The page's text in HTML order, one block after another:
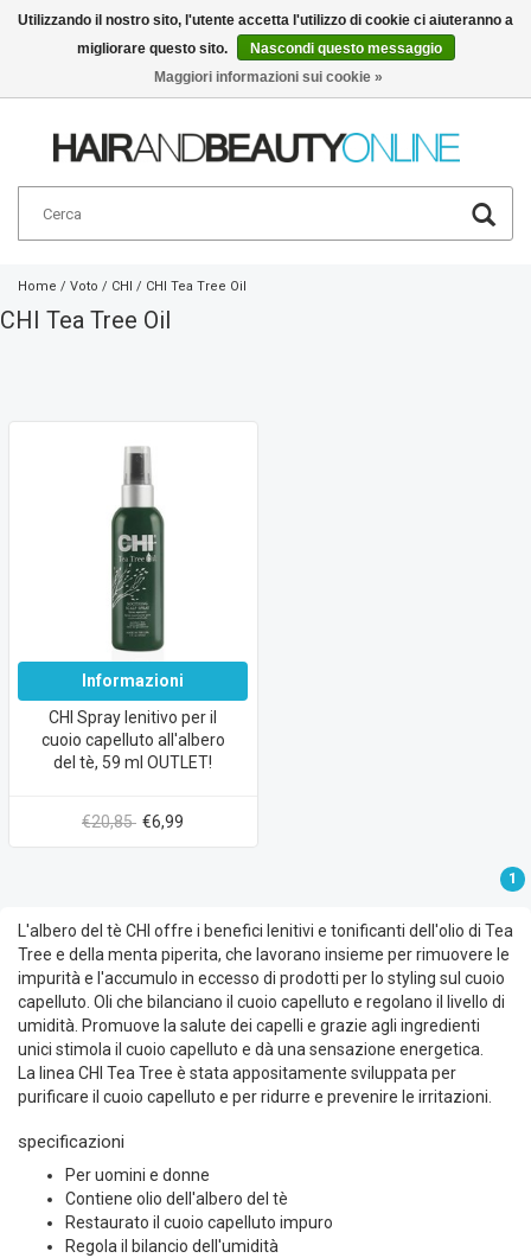
Italiano
Home / Voto / CHI / CHI Tea Tree Oil
CHI Tea Tree Oil
Informazioni
CHI Spray lenitivo per il
cuoio capelluto all'albero
del tè, 59 ml OUTLET!
€20,85 €6,99
1
L'albero del tè CHI offre i benefici lenitivi e tonificanti dell'olio di Tea
Tree e della menta piperita, che lavorano insieme per rimuovere le
impurità e l'accumulo in eccesso di prodotti per lo styling sul cuoio
capelluto. Oli che bilanciano il cuoio capelluto e regolano il livello di
umidità. Promuove la salute dei capelli e grazie agli ingredienti
unici stimola il cuoio capelluto e dà una sensazione energetica.
La linea CHI Tea Tree è stata appositamente sviluppata per
purificare il cuoio capelluto e per ridurre e prevenire le irritazioni.
specificazioni
Per uomini e donne
Contiene olio dell'albero del tè
Restaurato il cuoio capelluto impuro
Regola il bilancio dell'umidità
Utilizzando il nostro sito, l'utente accetta l'utilizzo di cookie ci aiuteranno a
migliorare questo sito.
Nascondi questo messaggio
Maggiori informazioni sui cookie »